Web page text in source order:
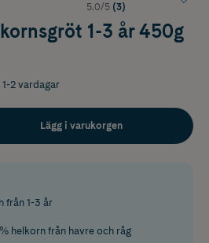
5.0/5 (3)
1-3 år 450g
2 vardagar
Lägg i varukorgen
från 1-3 år
helkorn från havre och råg